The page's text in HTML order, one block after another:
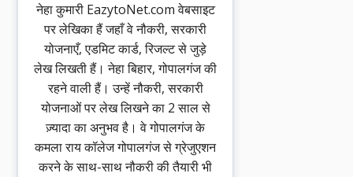
नेहा कुमारी EazytoNet.com वेबसाइट
पर लेखिका हैं जहाँ वे नौकरी, सरकारी
योजनाएँ, एडमिट कार्ड, रिजल्ट से जुड़े
लेख लिखती हैं। नेहा बिहार, गोपालगंज की
रहने वाली हैं। उन्हें नौकरी, सरकारी
योजनाओं पर लेख लिखने का 2 साल से
ज़्यादा का अनुभव है। वे गोपालगंज के
कमला राय कॉलेज गोपालगंज से ग्रेजुएशन
करने के साथ-साथ नौकरी की तैयारी भी